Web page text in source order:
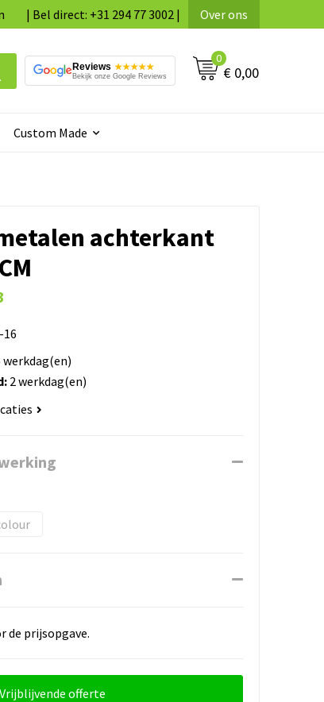
| Bel direct: +31 294 77 3002 | Over ons
Reviews ★★★★★
Bekijk onze Google Reviews
0
€ 0,00
Custom Made
achterkant
werkdag(en)
2 werkdag(en)
de prijsopgave.
Vrijblijvende offerte